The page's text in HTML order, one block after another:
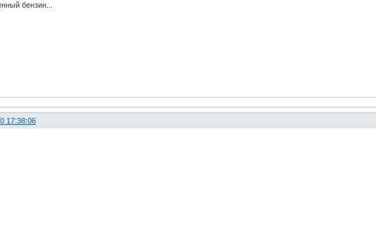
бензин...
17:38:06